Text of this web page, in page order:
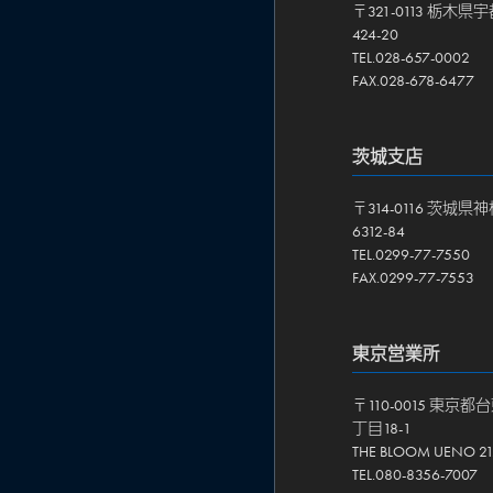
〒321-0113 栃木県
424-20
TEL.028-657-0002
FAX.028-678-6477
茨城支店
〒314-0116 茨城県
6312-84
TEL.0299-77-7550
FAX.0299-77-7553
東京営業所
〒110-0015 東京都
丁目18-1
THE BLOOM UENO
TEL.080-8356-7007